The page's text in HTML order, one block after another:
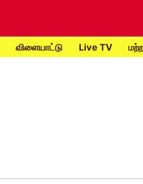
விளையாட்டு Live TV